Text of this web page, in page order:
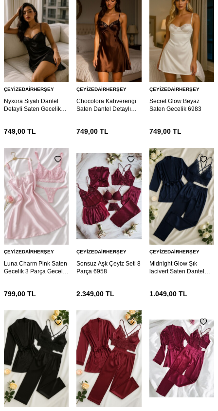
ÇEYIZEDAIRHERŞEY
Nyxora Siyah Dantel
Detayli Saten Gecelik
749,00 TL
ÇEYIZEDAIRHERŞEY
Chocolora Kahverengi
Saten Dantel Detaylı
749,00 TL
ÇEYIZEDAIRHERŞEY
Secret Glow Beyaz
Saten Gecelik 6983
749,00TL
ÇEYIZEDAIRHERŞEY
Luna Charm Pink Saten
Gecelik 3 Parça Gecelik
799,00 TL
ÇEYIZEDAIRHERŞEY
Sonsuz Aşk Çeyiz Seti 8
Parça 6958
2.349,00 TL
ÇEYIZEDAIRHERŞEY
Midnight Glow Şık
lacivert Saten Dantel
1.049,00TL